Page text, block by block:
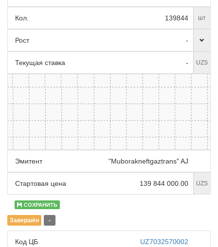
Кол. 139844 шт
Рост -
Текущая ставка - UZS
Эмитент "Muborakneftgaztrans" AJ
Стартовая цена 139 844 000.00 UZS
СОХРАНИТЬ
Завершён -
Код ЦБ UZ7032570002